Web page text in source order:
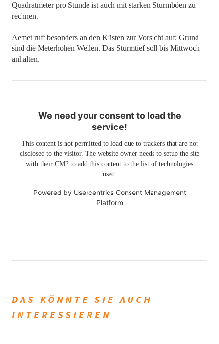
Quadratmeter pro Stunde ist auch mit starken Sturmböen zu
rechnen.
Aemet ruft besonders an den Küsten zur Vorsicht auf: Grund
sind die Meterhohen Wellen. Das Sturmtief soll bis Mittwoch
anhalten.
We need your consent to load the
service!
This content is not permitted to load due to trackers that are not
disclosed to the visitor. The website owner needs to setup the site
with their CMP to add this content to the list of technologies
used.
Powered by Usercentrics Consent Management
Platform
DAS KÖNNTE SIE AUCH
INTERESSIEREN